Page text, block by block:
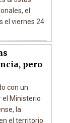
el
el viernes 24
pero
con un
Ministerio
la
el territorio